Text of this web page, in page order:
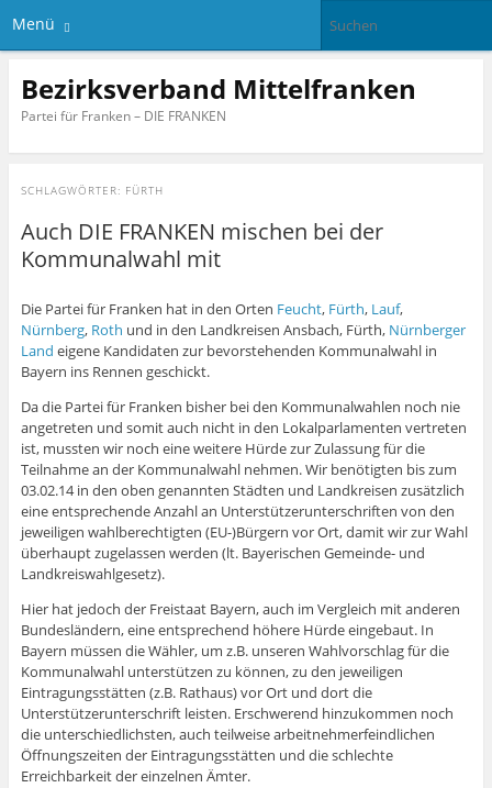
Menü
Bezirksverband Mittelfranken
Partei für Franken – DIE FRANKEN
SCHLAGWÖRTER: FÜRTH
Auch DIE FRANKEN mischen bei der
Kommunalwahl mit
Die Partei für Franken hat in den Orten Feucht, Fürth, Lauf,
Nürnberg, Roth und in den Landkreisen Ansbach, Fürth, Nürnberger
Land eigene Kandidaten zur bevorstehenden Kommunalwahl in
Bayern ins Rennen geschickt.
Da die Partei für Franken bisher bei den Kommunalwahlen noch nie
angetreten und somit auch nicht in den Lokalparlamenten vertreten
ist, mussten wir noch eine weitere Hürde zur Zulassung für die
Teilnahme an der Kommunalwahl nehmen. Wir benötigten bis zum
03.02.14 in den oben genannten Städten und Landkreisen zusätzlich
eine entsprechende Anzahl an Unterstützerunterschriften von den
jeweiligen wahlberechtigten (EU-)Bürgern vor Ort, damit wir zur Wahl
überhaupt zugelassen werden (lt. Bayerischen Gemeinde- und
Landkreiswahlgesetz).
Hier hat jedoch der Freistaat Bayern, auch im Vergleich mit anderen
Bundesländern, eine entsprechend höhere Hürde eingebaut. In
Bayern müssen die Wähler, um z.B. unseren Wahlvorschlag für die
Kommunalwahl unterstützen zu können, zu den jeweiligen
Eintragungsstätten (z.B. Rathaus) vor Ort und dort die
Unterstützerunterschrift leisten. Erschwerend hinzukommen noch
die unterschiedlichsten, auch teilweise arbeitnehmerfeindlichen
Öffnungszeiten der Eintragungsstätten und die schlechte
Erreichbarkeit der einzelnen Ämter.